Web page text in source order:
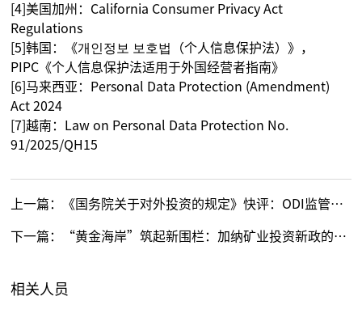
[4]美国加州：California Consumer Privacy Act
Regulations
[5]韩国：《개인정보 보호법（个人信息保护法）》，
PIPC《个人信息保护法适用于外国经营者指南》
[6]马来西亚：Personal Data Protection (Amendment)
Act 2024
[7]越南：Law on Personal Data Protection No.
91/2025/QH15
上一篇： 《国务院关于对外投资的规定》快评：ODI监管框架的延续与责任强化
下一篇： “黄金海岸”筑起新围栏：加纳矿业投资新政的挑战与应对（下）
相关人员